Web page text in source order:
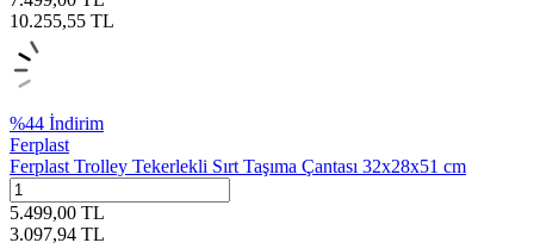
10.255,55 TL
%44 İndirim
Ferplast
Ferplast Trolley Tekerlekli Sırt Taşıma Çantası 32x28x51 cm
5.499,00 TL
3.097,94 TL